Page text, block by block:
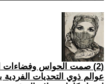
(2) صمت الحواس وفضاءات
عوالم ذوي التحديات الفردية